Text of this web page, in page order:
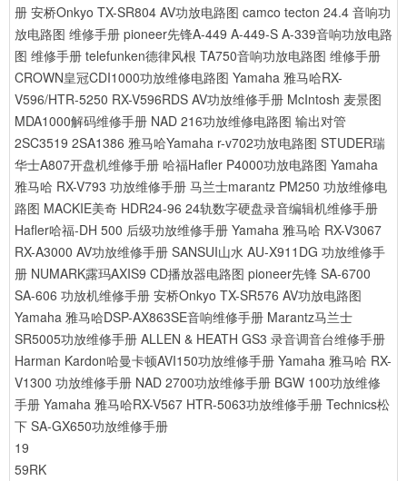
册 安桥Onkyo TX-SR804 AV功放电路图 camco tecton 24.4 音响功
放电路图 维修手册 pioneer先锋A-449 A-449-S A-339音响功放电路
图 维修手册 telefunken德律风根 TA750音响功放电路图 维修手册
CROWN皇冠CDI1000功放维修电路图 Yamaha 雅马哈RX-
V596/HTR-5250 RX-V596RDS AV功放维修手册 McIntosh 麦景图
MDA1000解码维修手册 NAD 216功放维修电路图 输出对管
2SC3519 2SA1386 雅马哈Yamaha r-v702功放电路图 STUDER瑞
华士A807开盘机维修手册 哈福Hafler P4000功放电路图 Yamaha
雅马哈 RX-V793 功放维修手册 马兰士marantz PM250 功放维修电
路图 MACKIE美奇 HDR24-96 24轨数字硬盘录音编辑机维修手册
Hafler哈福-DH 500 后级功放维修手册 Yamaha 雅马哈 RX-V3067
RX-A3000 AV功放维修手册 SANSUI山水 AU-X911DG 功放维修手
册 NUMARK露玛AXIS9 CD播放器电路图 pioneer先锋 SA-6700
SA-606 功放机维修手册 安桥Onkyo TX-SR576 AV功放电路图
Yamaha 雅马哈DSP-AX863SE音响维修手册 Marantz马兰士
SR5005功放维修手册 ALLEN & HEATH GS3 录音调音台维修手册
Harman Kardon哈曼卡顿AVI150功放维修手册 Yamaha 雅马哈 RX-
V1300 功放维修手册 NAD 2700功放维修手册 BGW 100功放维修
手册 Yamaha 雅马哈RX-V567 HTR-5063功放维修手册 Technics松
下 SA-GX650功放维修手册
19
59RK